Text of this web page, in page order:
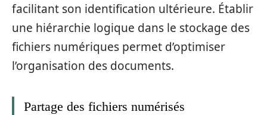
facilitant son identification ultérieure. Établir
une hiérarchie logique dans le stockage des
fichiers numériques permet d’optimiser
l’organisation des documents.
Partage des fichiers numérisés